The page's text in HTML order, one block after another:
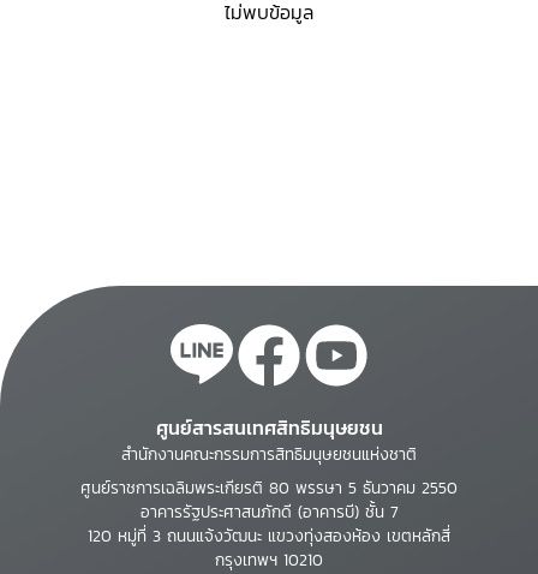
ไม่พบข้อมูล
ศูนย์สารสนเทศสิทธิมนุษยชน
สำนักงานคณะกรรมการสิทธิมนุษยชนแห่งชาติ
ศูนย์ราชการเฉลิมพระเกียรติ 80 พรรษา 5 ธันวาคม 2550
อาคารรัฐประศาสนภักดี (อาคารบี) ชั้น 7
120 หมู่ที่ 3 ถนนแจ้งวัฒนะ แขวงทุ่งสองห้อง เขตหลักสี่
กรุงเทพฯ 10210